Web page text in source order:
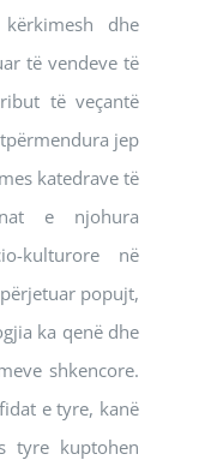
dhe
të vendeve të
të veçantë
jep
katedrave të
e njohura
kulturore në
popujt,
ka qenë dhe
shkencore.
e tyre, kanë
tyre kuptohen